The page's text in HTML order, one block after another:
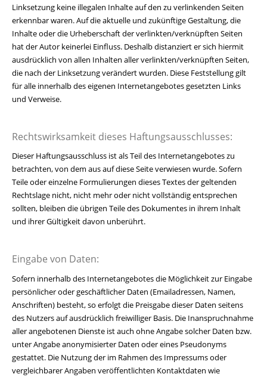
Linksetzung keine illegalen Inhalte auf den zu verlinkenden Seiten
erkennbar waren. Auf die aktuelle und zukünftige Gestaltung, die
Inhalte oder die Urheberschaft der verlinkten/verknüpften Seiten
hat der Autor keinerlei Einfluss. Deshalb distanziert er sich hiermit
ausdrücklich von allen Inhalten aller verlinkten/verknüpften Seiten,
die nach der Linksetzung verändert wurden. Diese Feststellung gilt
für alle innerhalb des eigenen Internetangebotes gesetzten Links
und Verweise.
Rechtswirksamkeit dieses Haftungsausschlusses:
Dieser Haftungsausschluss ist als Teil des Internetangebotes zu
betrachten, von dem aus auf diese Seite verwiesen wurde. Sofern
Teile oder einzelne Formulierungen dieses Textes der geltenden
Rechtslage nicht, nicht mehr oder nicht vollständig entsprechen
sollten, bleiben die übrigen Teile des Dokumentes in ihrem Inhalt
und ihrer Gültigkeit davon unberührt.
Eingabe von Daten:
Sofern innerhalb des Internetangebotes die Möglichkeit zur Eingabe
persönlicher oder geschäftlicher Daten (Emailadressen, Namen,
Anschriften) besteht, so erfolgt die Preisgabe dieser Daten seitens
des Nutzers auf ausdrücklich freiwilliger Basis. Die Inanspruchnahme
aller angebotenen Dienste ist auch ohne Angabe solcher Daten bzw.
unter Angabe anonymisierter Daten oder eines Pseudonyms
gestattet. Die Nutzung der im Rahmen des Impressums oder
vergleichbarer Angaben veröffentlichten Kontaktdaten wie